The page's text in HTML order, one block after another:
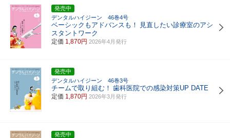
発売中
デンタルハイジーン 46巻4号
ベーシックもアドバンスも！
見直したい診療室のアシ
スタントワーク
定価 1,870円 2026年4月発行
発売中
デンタルハイジーン 46巻3号
チームで取り組む！ 歯科医院での感染対策UP DATE
定価 1,870円 2026年3月発行
発売中